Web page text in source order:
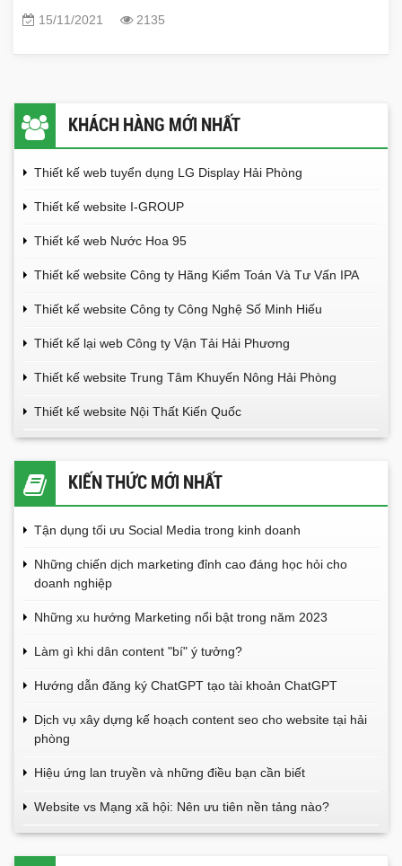
15/11/2021
2135
KHÁCH HÀNG MỚI NHẤT
Thiết kế web tuyển dụng LG Display Hải Phòng
Thiết kế website I-GROUP
Thiết kế web Nước Hoa 95
Thiết kế website Công ty Hãng Kiểm Toán Và Tư Vấn IPA
Thiết kế website Công ty Công Nghệ Số Minh Hiếu
Thiết kế lại web Công ty Vận Tải Hải Phương
Thiết kế website Trung Tâm Khuyến Nông Hải Phòng
Thiết kế website Nội Thất Kiến Quốc
KIẾN THỨC MỚI NHẤT
Tận dụng tối ưu Social Media trong kinh doanh
Những chiến dịch marketing đỉnh cao đáng học hỏi cho
doanh nghiệp
Những xu hướng Marketing nổi bật trong năm 2023
Làm gì khi dân content "bí" ý tưởng?
Hướng dẫn đăng ký ChatGPT tạo tài khoản ChatGPT
Dịch vụ xây dựng kế hoạch content seo cho website tại hải
phòng
Hiệu ứng lan truyền và những điều bạn cần biết
Website vs Mạng xã hội: Nên ưu tiên nền tảng nào?